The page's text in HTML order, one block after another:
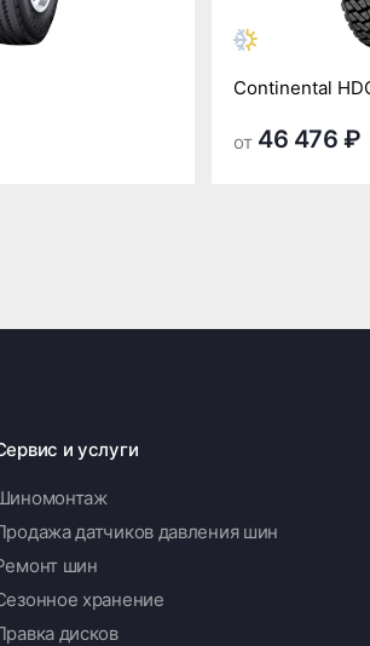
Continental
от 46 476 ₽
и услуги
датчиков давления шин
шин
хранение
дисков